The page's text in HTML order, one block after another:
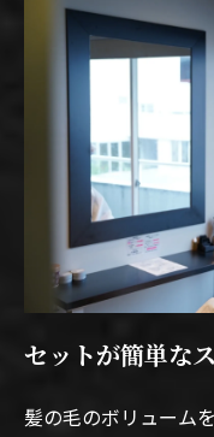
セットが簡単な
髪の毛のボリューム